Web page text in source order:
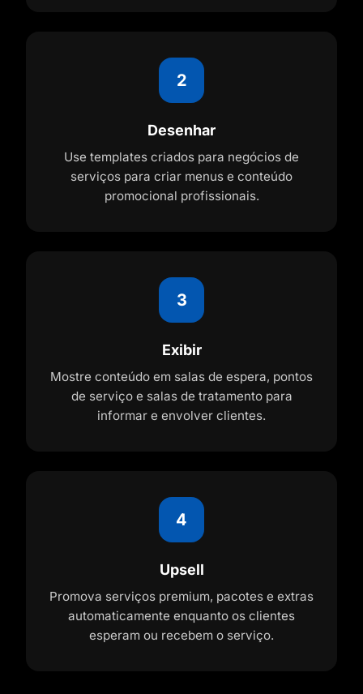
2
Desenhar
Use templates criados para negócios de
serviços para criar menus e conteúdo
promocional profissionais.
3
Exibir
Mostre conteúdo em salas de espera, pontos
de serviço e salas de tratamento para
informar e envolver clientes.
4
Upsell
Promova serviços premium, pacotes e extras
automaticamente enquanto os clientes
esperam ou recebem o serviço.